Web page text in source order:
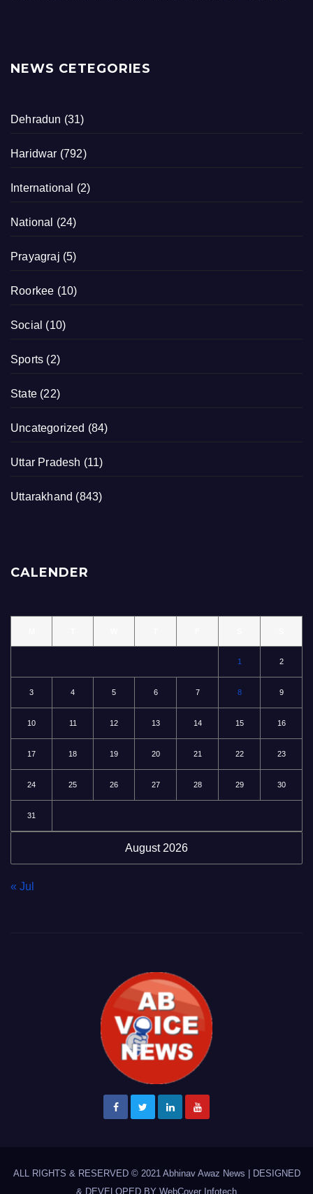
NEWS CETEGORIES
Dehradun (31)
Haridwar (792)
International (2)
National (24)
Prayagraj (5)
Roorkee (10)
Social (10)
Sports (2)
State (22)
Uncategorized (84)
Uttar Pradesh (11)
Uttarakhand (843)
CALENDER
August 2026
1 2
3 4 5 6 7 8 9
10 11 12 13 14 15 16
17 18 19 20 21 22 23
24 25 26 27 28 29 30
31
« Jul
ALL RIGHTS & RESERVED © 2021 Abhinav Awaz News
DESIGNED
& DEVELOPED BY WebCover Infotech